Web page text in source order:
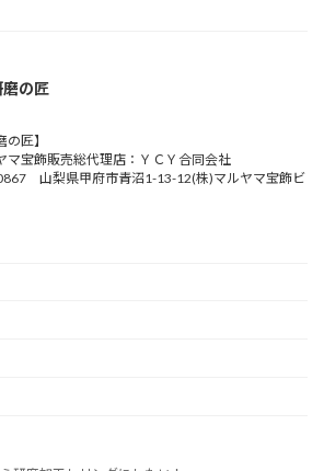
の匠
匠】
マ宝飾販売総代理店：ＹＣＹ合同会社
山梨県甲府市青沼1-13-12(株)マルヤマ宝飾ビ